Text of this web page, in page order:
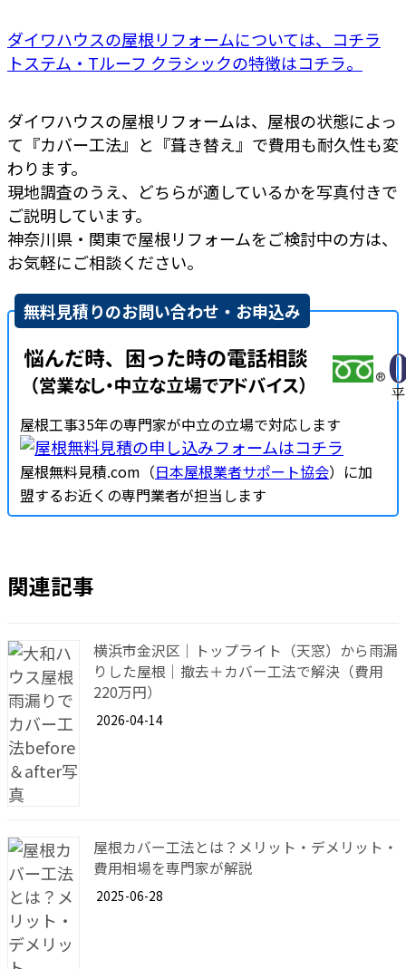
ダイワハウスの屋根リフォームについては、コチラ
トステム・Tルーフ クラシックの特徴はコチラ。
ダイワハウスの屋根リフォームは、屋根の状態によっ
て『カバー工法』と『葺き替え』で費用も耐久性も変
わります。
現地調査のうえ、どちらが適しているかを写真付きで
ご説明しています。
神奈川県・関東で屋根リフォームをご検討中の方は、
お気軽にご相談ください。
無料見積りのお問い合わせ・お申込み
屋根工事35年の専門家が中立の立場で対応します
屋根無料見積.com（日本屋根業者サポート協会）に加
盟するお近くの専門業者が担当します
関連記事
横浜市金沢区｜トップライト（天窓）から雨漏
りした屋根｜撤去＋カバー工法で解決（費用
220万円）
2026-04-14
屋根カバー工法とは？メリット・デメリット・
費用相場を専門家が解説
2025-06-28